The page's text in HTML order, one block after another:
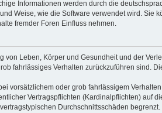
Informationen werden durch die
Weise, wie die Software verwendet wird. Sie
fremder Foren Einfluss nehmen.
von Leben, Körper und Gesundheit und der
fahrlässiges Verhalten zurückzuführen sind.
vorsätzlichem oder grob fahrlässigem
Vertragspflichten (Kardinalpflichten) auf
Durchschnittsschäden